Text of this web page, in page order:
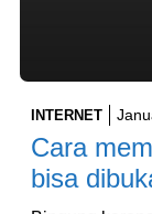
INTERNET
Cara
bisa